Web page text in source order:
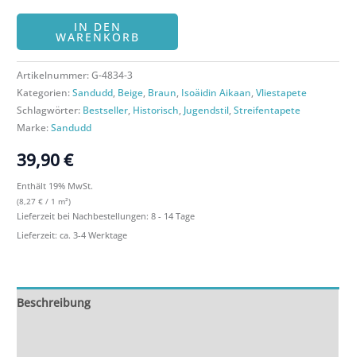
IN DEN
WARENKORB
Artikelnummer:G-4834-3
Kategorien:Sandudd, Beige, Braun, Isoäidin Aikaan,Vliestapete
Schlagwörter: Bestseller, Historisch, Jugendstil,Streifentapete
Marke:Sandudd
39,90€
Enthält 19% MwSt.
(8,27€ / 1 m²)
Lieferzeit bei Nachbestellungen: 8 - 14 Tage
Lieferzeit: ca. 3-4 Werktage
Beschreibung